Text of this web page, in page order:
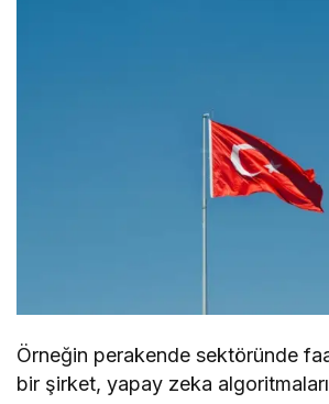
Örneğin perakende sektöründe
bir şirket, yapay zeka